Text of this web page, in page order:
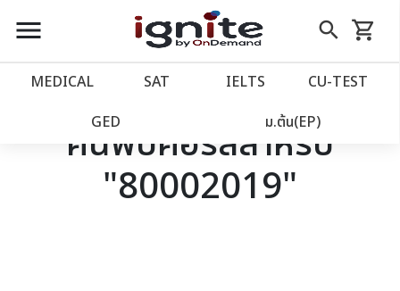
close
account_balance หน้าแรก
เว็บไซต์อิกไนท์
โปรโมชั่น
menu search
Skip
to
shopping_cart
รถเข็น
MEDICAL SAT IELTS CU‑TEST
GED ม.ต้น(EP)
ค้นพบคอร์สสำหรับ
"80002019"